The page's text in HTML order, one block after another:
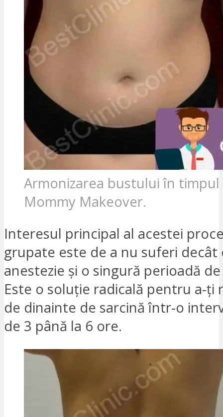
Armonizarea bustului în
Mommy Makeover.
Interesul principal al acestei
grupate este de a nu suferi decât
anestezie și o singură perioadă
Este o soluție radicală pentru a-ți
de dinainte de sarcină într-o
de 3 până la 6 ore.